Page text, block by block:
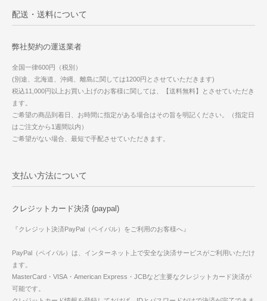
配送・送料について
弊社契約の運送業者
全国一律600円（税別）
(別途、北海道、沖縄、離島に関しては1200円とさせていただきます)
税込11,000円以上お買い上げのお客様に関しては、【送料無料】とさせていただき
ます。
ご希望の商品到着日、お時間に指定がある場合はその旨を明記ください。（指定日
はご注文から1週間以内）
ご希望がない場合、最短で手配させていただきます。
支払い方法について
クレジットカード決済 (paypal)
『クレジット決済PayPal（ペイパル）をご利用のお客様へ』
PayPal（ペイパル）は、インターネット上で安全な決済サービスがご利用いただけ
ます。
MasterCard・VISA・American Express・JCBなど主要なクレジットカード決済が
可能です。